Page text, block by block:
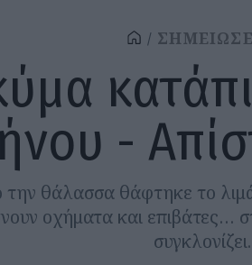
-
θάλασσα θάφτηκε το
οχήματα και επιβάτες…
συγκλονίζει.